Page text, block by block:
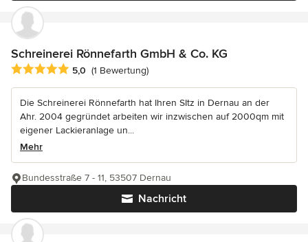
Schreinerei Rönnefarth GmbH & Co. KG
Durchschnittliche Bewertung: 5 von 5 Sternen
5,0 (1 Bewertung)
Die Schreinerei Rönnefarth hat Ihren SItz in Dernau an der
Ahr. 2004 gegründet arbeiten wir inzwischen auf 2000qm mit
eigener Lackieranlage un...
Mehr
Nachricht
Bundesstraße 7 - 11, 53507 Dernau